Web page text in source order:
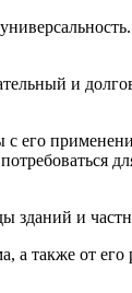
и
его
зданий и
также от